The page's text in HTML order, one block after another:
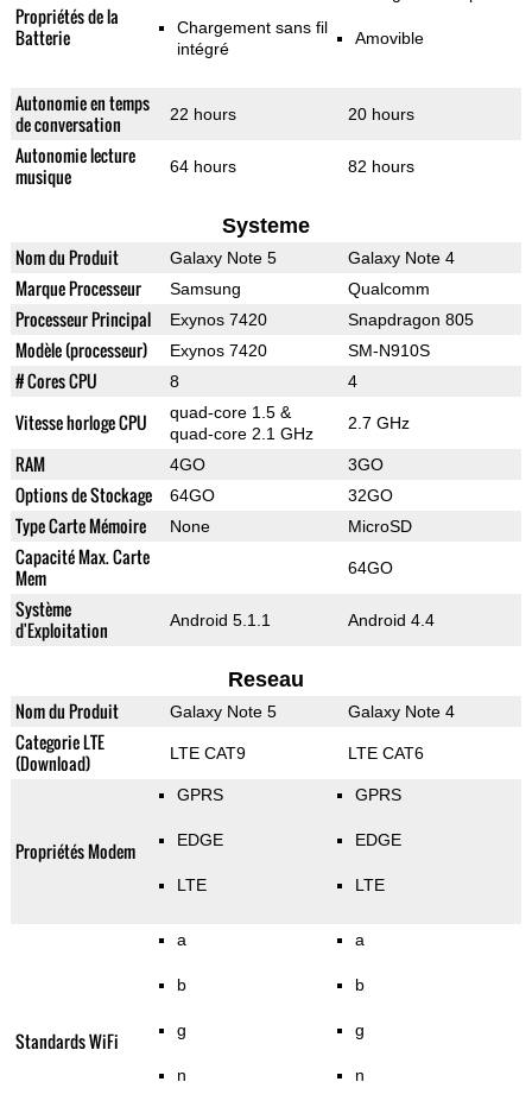
Propriétés de la
Batterie
Chargement sans fil
intégré
Amovible
Autonomie en temps
de conversation
22 hours 20 hours
Autonomie lecture
musique
64 hours 82 hours
Systeme
Nom du Produit Galaxy Note 5 Galaxy Note 4
Marque Processeur Samsung Qualcomm
Processeur Principal Exynos 7420 Snapdragon 805
Modèle (processeur) Exynos 7420 SM-N910S
# Cores CPU 8 4
Vitesse horloge CPU
quad-core 1.5 &
quad-core 2.1 GHz
2.7 GHz
RAM 4GO 3GO
Options de Stockage 64GO 32GO
Type Carte Mémoire None MicroSD
Capacité Max. Carte
Mem
64GO
Système
d'Exploitation
Android 5.1.1 Android 4.4
Reseau
Nom du Produit Galaxy Note 5 Galaxy Note 4
Categorie LTE
(Download)
LTE CAT9 LTE CAT6
Propriétés Modem
GPRS
EDGE
LTE
GPRS
EDGE
LTE
Standards WiFi
a
b
g
n
a
b
g
n